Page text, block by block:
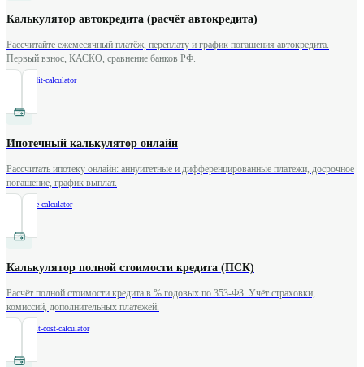
Калькулятор автокредита (расчёт автокредита)
Рассчитайте ежемесячный платёж, переплату и график погашения автокредита.
Первый взнос, КАСКО, сравнение банков РФ.
auto-credit-calculator
Ипотечный калькулятор онлайн
Рассчитать ипотеку онлайн: аннуитетные и дифференцированные платежи, досрочное
погашение, график выплат.
mortgage-calculator
Калькулятор полной стоимости кредита (ПСК)
Расчёт полной стоимости кредита в % годовых по 353-ФЗ. Учёт страховки,
комиссий, дополнительных платежей.
full-credit-cost-calculator